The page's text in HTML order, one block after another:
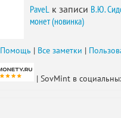
PaveL к записи В.Ю.
монет (новинка)
Помощь | Все заметки |
| SovMint в